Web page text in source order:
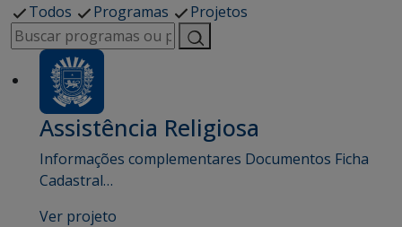
Todos
Programas Projetos
Assistência Religiosa
Informações complementares Documentos Ficha
Cadastral…
Ver projeto